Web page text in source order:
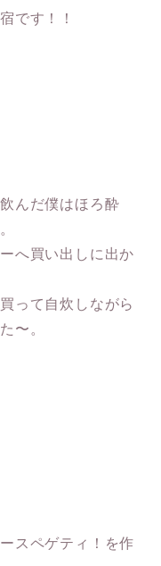
です！！
んだ僕はほろ酔
へ買い出しに出か
って自炊しながら
〜。
スペゲティ！を作